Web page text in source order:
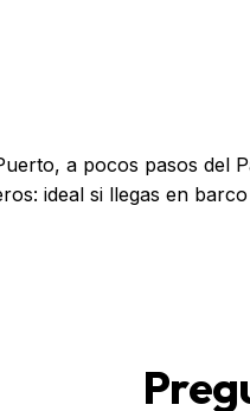
a pocos pasos del
ideal si llegas en